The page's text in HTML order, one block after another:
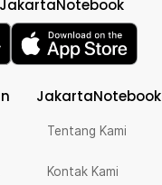
JakartaNotebook
Tentang Kami
Kontak Kami